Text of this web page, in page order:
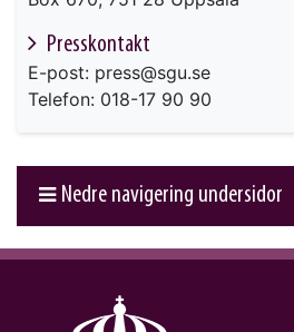
Presskontakt
E-post: press@sgu.se
Telefon: 018-17 90 90
Nedre navigering undersidor